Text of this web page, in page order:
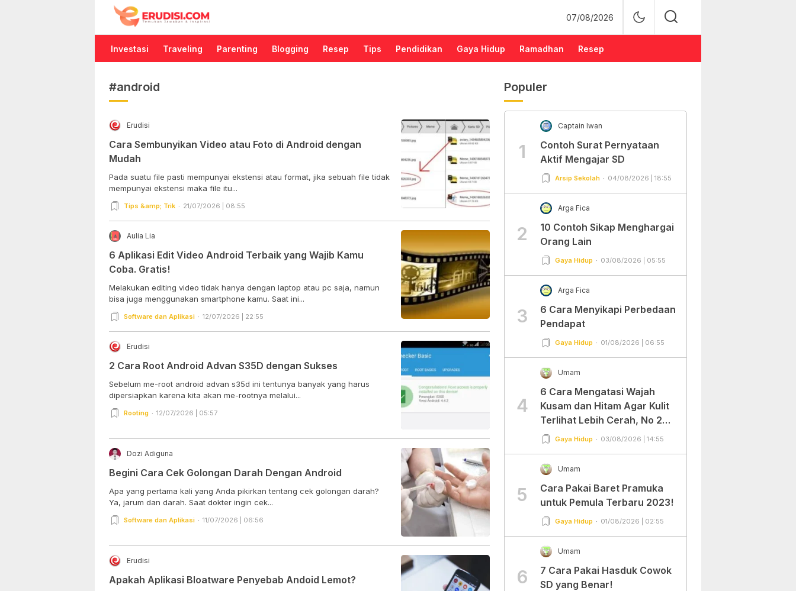
Erudisi
Temukan Jawaban dan Inspirasi
07/08/2026
Investasi Traveling Parenting Blogging Resep Tips Pendidikan Gaya Hidup Ramadhan Resep
#android
Erudisi
Cara Sembunyikan Video atau Foto di Android dengan
Mudah
Pada suatu file pasti mempunyai ekstensi atau format, jika sebuah file tidak
mempunyai ekstensi maka file itu...
Tips &amp; Trik 21/07/2026 | 08:55
Aulia Lia
6 Aplikasi Edit Video Android Terbaik yang Wajib Kamu
Coba. Gratis!
Melakukan editing video tidak hanya dengan laptop atau pc saja, namun
bisa juga menggunakan smartphone kamu. Saat ini...
Software dan Aplikasi 12/07/2026 | 22:55
Erudisi
2 Cara Root Android Advan S35D dengan Sukses
Sebelum me-root android advan s35d ini tentunya banyak yang harus
dipersiapkan karena kita akan me-rootnya melalui...
Rooting 12/07/2026 | 05:57
Dozi Adiguna
Begini Cara Cek Golongan Darah Dengan Android
Apa yang pertama kali yang Anda pikirkan tentang cek golongan darah?
Ya, jarum dan darah. Saat dokter ingin cek...
Software dan Aplikasi 11/07/2026 | 06:56
Erudisi
Apakah Aplikasi Bloatware Penyebab Andoid Lemot?
Populer
1
Captain Iwan
Contoh Surat Pernyataan
Aktif Mengajar SD
Arsip Sekolah 04/08/2026 | 18:55
2
Arga Fica
10 Contoh Sikap Menghargai
Orang Lain
Gaya Hidup 03/08/2026 | 05:55
3
Arga Fica
6 Cara Menyikapi Perbedaan
Pendapat
Gaya Hidup 01/08/2026 | 06:55
4
Umam
6 Cara Mengatasi Wajah
Kusam dan Hitam Agar Kulit
Terlihat Lebih Cerah, No 2
Gampang Banget dan Mudah
Gaya Hidup 03/08/2026 | 14:55
5
Umam
Cara Pakai Baret Pramuka
untuk Pemula Terbaru 2023!
Gaya Hidup 01/08/2026 | 02:55
6
Umam
7 Cara Pakai Hasduk Cowok
SD yang Benar!